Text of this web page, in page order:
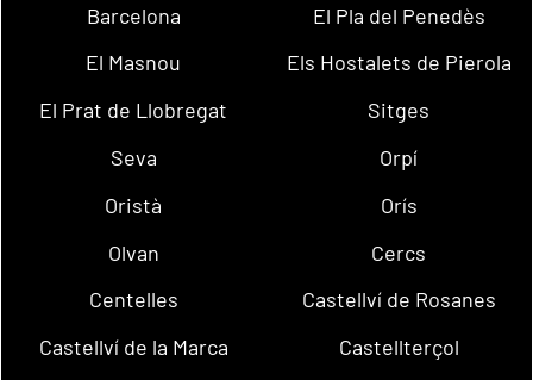
Barcelona
El Pla del Penedès
El Masnou
Els Hostalets de Pierola
El Prat de Llobregat
Sitges
Seva
Orpí
Oristà
Orís
Olvan
Cercs
Centelles
Castellví de Rosanes
Castellví de la Marca
Castellterçol